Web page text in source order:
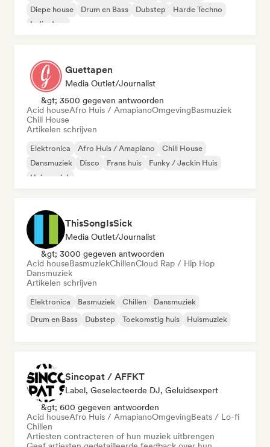
Diepe house
Drum en Bass Dubstep
Harde Techno
Indie dans
Guettapen
Media Outlet/Journalist
&gt; 3500 gegeven antwoorden
Acid houseAfro Huis / AmapianoOmgevingBasmuziek
Chill House
Artikelen schrijven
Elektronica Afro Huis / Amapiano
Chill House
Dansmuziek
Disco Frans huis
Funky / Jackin Huis
Huismuziek
ThisSongIsSick
Media Outlet/Journalist
&gt; 3000 gegeven antwoorden
Acid houseBasmuziekChillenCloud Rap / Hip Hop
Dansmuziek
Artikelen schrijven
Elektronica Basmuziek Chillen
Dansmuziek
Drum en Bass
Dubstep Toekomstig huis Huismuziek
Sincopat / AFFKT
Label, Geselecteerde DJ, Geluidsexpert
&gt; 600 gegeven antwoorden
Acid houseAfro Huis / AmapianoOmgevingBeats / Lo-fi
Chillen
Artiesten contracteren of hun muziek uitbrengen